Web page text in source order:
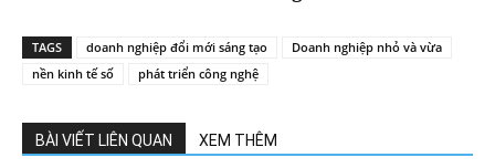
TAGS doanh nghiệp đổi mới sáng tạo
Doanh nghiệp nhỏ và vừa
nền kinh tế số
phát triển công nghệ
BÀI VIẾT LIÊN QUAN XEM THÊM